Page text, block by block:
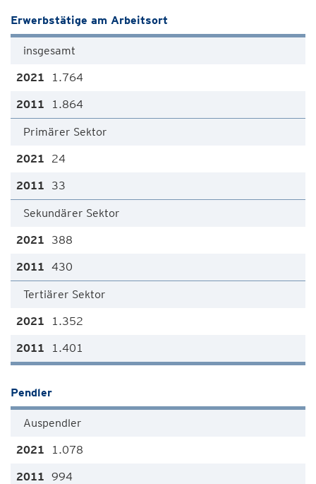
Erwerbstätige am Arbeitsort
insgesamt
1.764
1.864
Primärer Sektor
24
33
Sekundärer Sektor
388
430
Tertiärer Sektor
1.352
1.401
Pendler
Auspendler
1.078
994